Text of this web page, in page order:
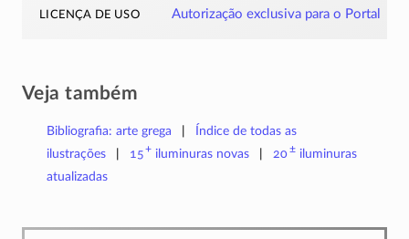
licença de uso Autorização exclusiva para o Portal
Veja também
Bibliografia: arte grega
Índice de todas as
ilustrações
15+ iluminuras novas 20±iluminuras
atualizadas